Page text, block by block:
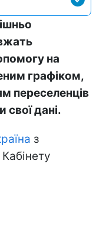
на
графіком,
переселенців
свої дані.
з
Кабінету